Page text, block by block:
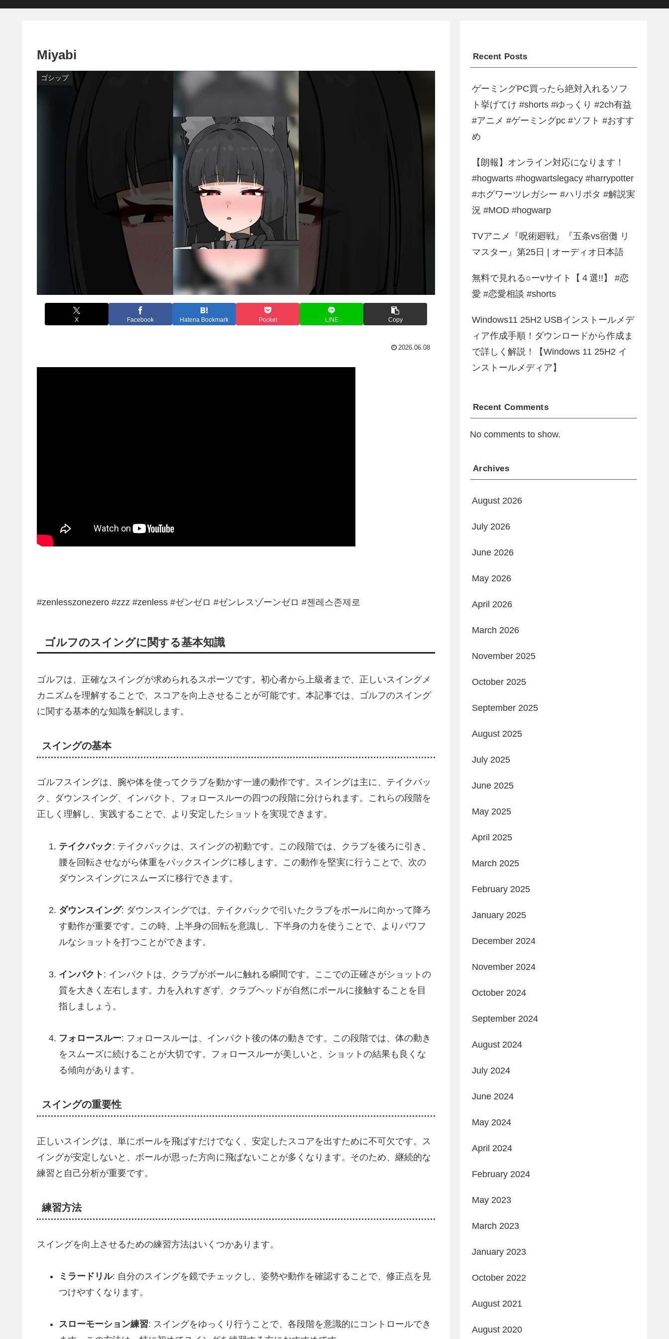
Miyabi
ゴシップ
X Facebook Hatena Bookmark Pocket LINE Copy
2026.06.08
#zenlesszonezero #zzz #zenless #ゼンゼロ #ゼンレスゾーンゼロ #젠레스존제로
ゴルフのスイングに関する基本知識
ゴルフは、正確なスイングが求められるスポーツです。初心者から上級者まで、正しいスイングメ
カニズムを理解することで、スコアを向上させることが可能です。本記事では、ゴルフのスイング
に関する基本的な知識を解説します。
スイングの基本
ゴルフスイングは、腕や体を使ってクラブを動かす一連の動作です。スイングは主に、テイクバッ
ク、ダウンスイング、インパクト、フォロースルーの四つの段階に分けられます。これらの段階を
正しく理解し、実践することで、より安定したショットを実現できます。
テイクバック: テイクバックは、スイングの初動です。この段階では、クラブを後ろに引き、
腰を回転させながら体重をバックスイングに移します。この動作を堅実に行うことで、次の
ダウンスイングにスムーズに移行できます。
ダウンスイング: ダウンスイングでは、テイクバックで引いたクラブをボールに向かって降ろ
す動作が重要です。この時、上半身の回転を意識し、下半身の力を使うことで、よりパワフ
ルなショットを打つことができます。
インパクト : インパクトは、クラブがボールに触れる瞬間です。ここでの正確さがショットの
質を大きく左右します。力を入れすぎず、クラブヘッドが自然にボールに接触することを目
指しましょう。
フォロースルー: フォロースルーは、インパクト後の体の動きです。この段階では、体の動き
をスムーズに続けることが大切です。フォロースルーが美しいと、ショットの結果も良くな
る傾向があります。
スイングの重要性
正しいスイングは、単にボールを飛ばすだけでなく、安定したスコアを出すために不可欠です。ス
イングが安定しないと、ボールが思った方向に飛ばないことが多くなります。そのため、継続的な
練習と自己分析が重要です。
練習方法
スイングを向上させるための練習方法はいくつかあります。
ミラードリル: 自分のスイングを鏡でチェックし、姿勢や動作を確認することで、修正点を見
つけやすくなります。
スローモーション練習: スイングをゆっくり行うことで、各段階を意識的にコントロールでき
Recent Posts
ゲーミングPC買ったら絶対入れるソフ
ト挙げてけ #shorts #ゆっくり #2ch有益
#アニメ #ゲーミングpc #ソフト #おすす
め
【朗報】オンライン対応になります！
#hogwarts #hogwartslegacy #harrypotter
#ホグワーツレガシー #ハリポタ #解説実
況 #MOD #hogwarp
TVアニメ『呪術廻戦』『五条vs宿儺 リ
マスター』第25日 | オーディオ日本語
無料で見れる○ーvサイト【４選!!】 #恋
愛 #恋愛相談 #shorts
Windows11 25H2 USBインストールメデ
ィア作成手順！ダウンロードから作成ま
で詳しく解説！【Windows 11 25H2 イ
ンストールメディア】
Recent Comments
No comments to show.
Archives
August 2026
July 2026
June 2026
May 2026
April 2026
March 2026
November 2025
October 2025
September 2025
August 2025
July 2025
June 2025
May 2025
April 2025
March 2025
February 2025
January 2025
December 2024
November 2024
October 2024
September 2024
August 2024
July 2024
June 2024
May 2024
April 2024
February 2024
May 2023
March 2023
January 2023
October 2022
August 2021
August 2020